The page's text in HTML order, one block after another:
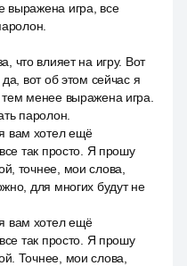
выражена игра, все
что влияет на игру. Вот
вот об этом сейчас я
менее выражена игра.
паролон.
вам хотел ещё
так просто. Я прошу
точнее, мои слова,
для многих будут не
вам хотел ещё
так просто. Я прошу
Точнее, мои слова,